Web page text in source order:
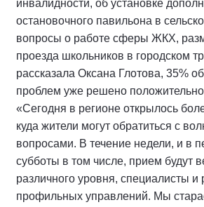
инвалидности, об установке
остановочного павильона в
вопросы о работе сферы ЖКХ,
проезда школьников в городском
рассказала Оксана Глотова, 35%
проблем уже решено
«Сегодня в регионе открылось
куда жители могут обратиться с
вопросами. В течение недели, и в
субботы в том числе, прием будут
различного уровня, специалисты и
профильных управлений. Мы